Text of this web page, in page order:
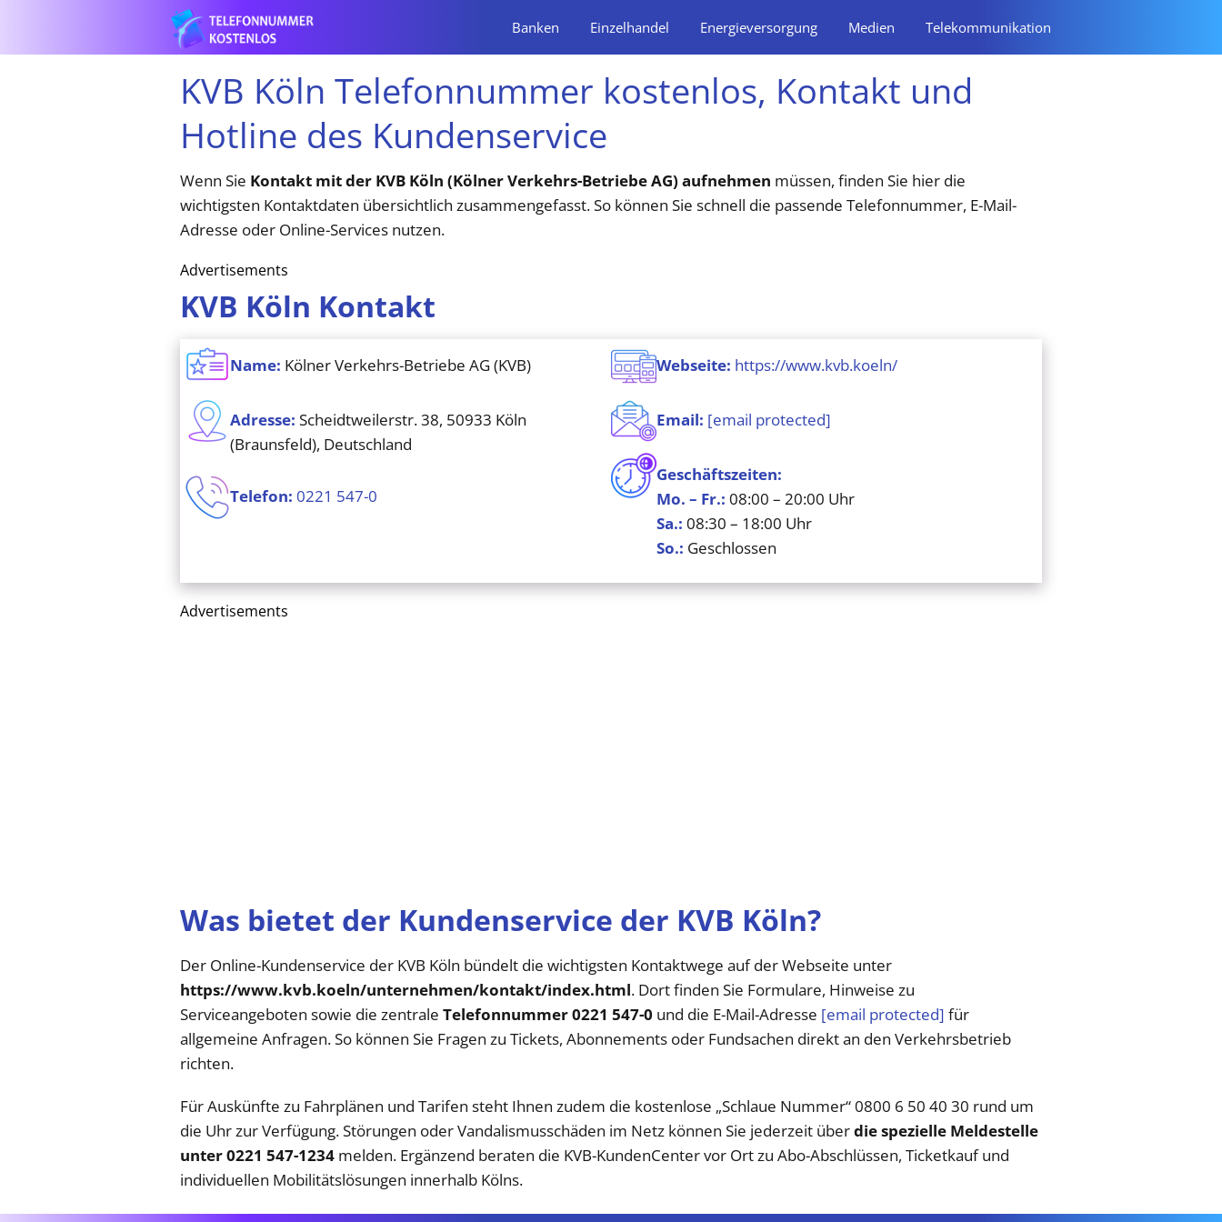
Banken Einzelhandel Energieversorgung Medien Telekommunikation
KVB Köln Telefonnummer kostenlos, Kontakt und
Hotline des Kundenservice
Wenn Sie Kontakt mit der KVB Köln (Kölner Verkehrs-Betriebe AG) aufnehmen müssen, finden Sie hier die
wichtigsten Kontaktdaten übersichtlich zusammengefasst. So können Sie schnell die passende Telefonnummer, E-Mail-
Adresse oder Online-Services nutzen.
Advertisements
KVB Köln Kontakt
Name: Kölner Verkehrs-Betriebe AG (KVB)
Adresse: Scheidtweilerstr. 38, 50933 Köln
(Braunsfeld), Deutschland
Telefon: 0221 547-0
Webseite: https://www.kvb.koeln/
Email: [email protected]
Geschäftszeiten:
Mo. – Fr.: 08:00 – 20:00 Uhr
Sa.: 08:30 – 18:00 Uhr
So.: Geschlossen
Advertisements
Was bietet der Kundenservice der KVB Köln?
Der Online-Kundenservice der KVB Köln bündelt die wichtigsten Kontaktwege auf der Webseite unter
https://www.kvb.koeln/unternehmen/kontakt/index.html. Dort finden Sie Formulare, Hinweise zu
Serviceangeboten sowie die zentrale Telefonnummer 0221 547-0 und die E-Mail-Adresse [email protected] für
allgemeine Anfragen. So können Sie Fragen zu Tickets, Abonnements oder Fundsachen direkt an den Verkehrsbetrieb
richten.
Für Auskünfte zu Fahrplänen und Tarifen steht Ihnen zudem die kostenlose „Schlaue Nummer“ 0800 6 50 40 30 rund um
die Uhr zur Verfügung. Störungen oder Vandalismusschäden im Netz können Sie jederzeit überdie spezielle Meldestelle
unter 0221 547-1234 melden. Ergänzend beraten die KVB-KundenCenter vor Ort zu Abo-Abschlüssen, Ticketkauf und
individuellen Mobilitätslösungen innerhalb Kölns.